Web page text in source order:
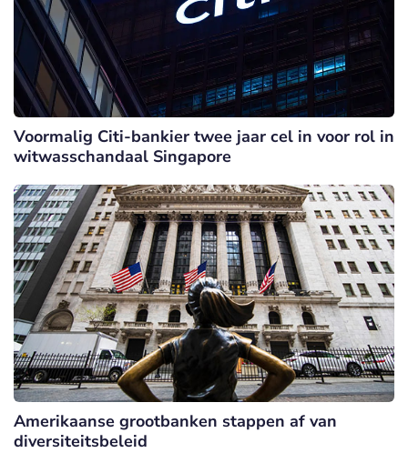
Voormalig Citi-bankier twee jaar cel in voor rol in
witwasschandaal Singapore
Amerikaanse grootbanken stappen af van
diversiteitsbeleid